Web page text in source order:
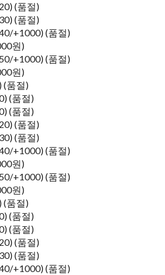
(품절)
(품절)
+1000) (품절)
원)
+1000) (품절)
원)
(품절)
(품절)
(품절)
(품절)
(품절)
+1000) (품절)
원)
+1000) (품절)
원)
(품절)
(품절)
(품절)
(품절)
(품절)
+1000) (품절)